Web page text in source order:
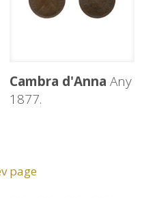
Cambra d'Anna Any
1877.
page